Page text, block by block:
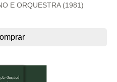
E ORQUESTRA (1981)